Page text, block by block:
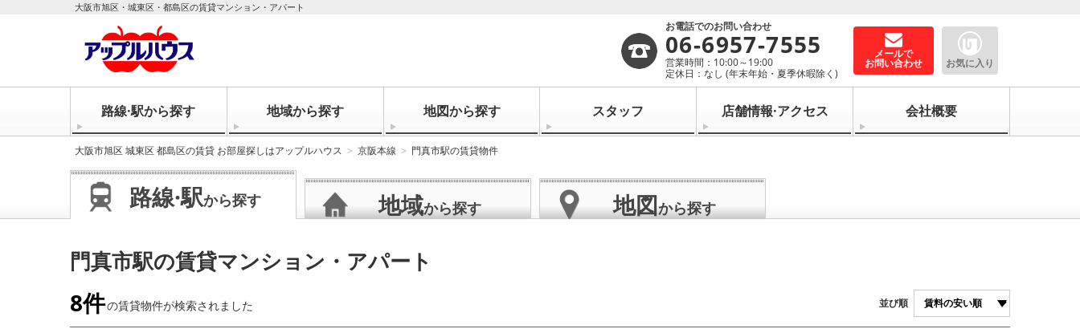
大阪市旭区・城東区・都島区の賃貸マンション・アパート
お電話でのお問い合わせ
06-6957-7555
営業時間：10:00～19:00
定休日：なし (年末年始・夏季休暇除く)
メールで
お問い合わせ お気に入り
路線·駅から探す 地域から探す 地図から探す スタッフ 店舗情報·アクセス 会社概要
大阪市旭区 城東区 都島区の賃貸 お部屋探しはアップルハウス 京阪本線 門真市駅の賃貸物件
路線·駅から探す 地域から探す 地図から探す
門真市駅の賃貸マンション・アパート
8件の賃貸物件が検索されました 並び順